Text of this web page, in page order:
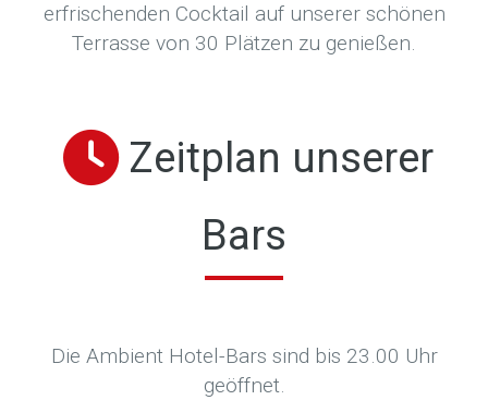
erfrischenden Cocktail auf unserer schönen
Terrasse von 30 Plätzen zu genießen.
Zeitplan unserer
Bars
Die Ambient Hotel-Bars sind bis 23.00 Uhr
geöffnet.